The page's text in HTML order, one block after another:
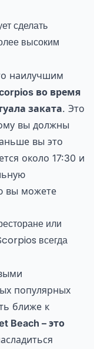
сделать
высоким
наилучшим
во время
заката. Это
вы должны
вы это
около 17:30 и
вы можете
или
всегда
популярных
ближе к
Beach – это